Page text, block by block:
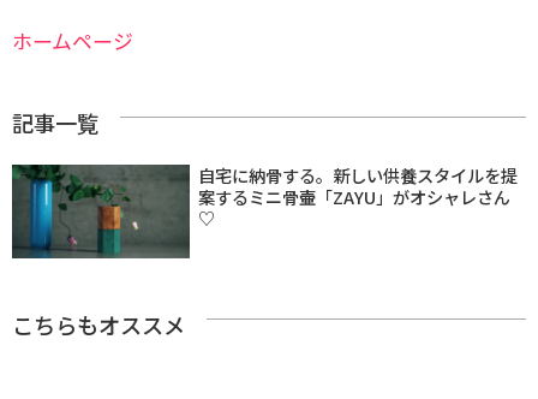
ホームページ
記事一覧
自宅に納骨する。新しい供養スタイルを提
案するミニ骨壷「ZAYU」がオシャレさん
♡
こちらもオススメ